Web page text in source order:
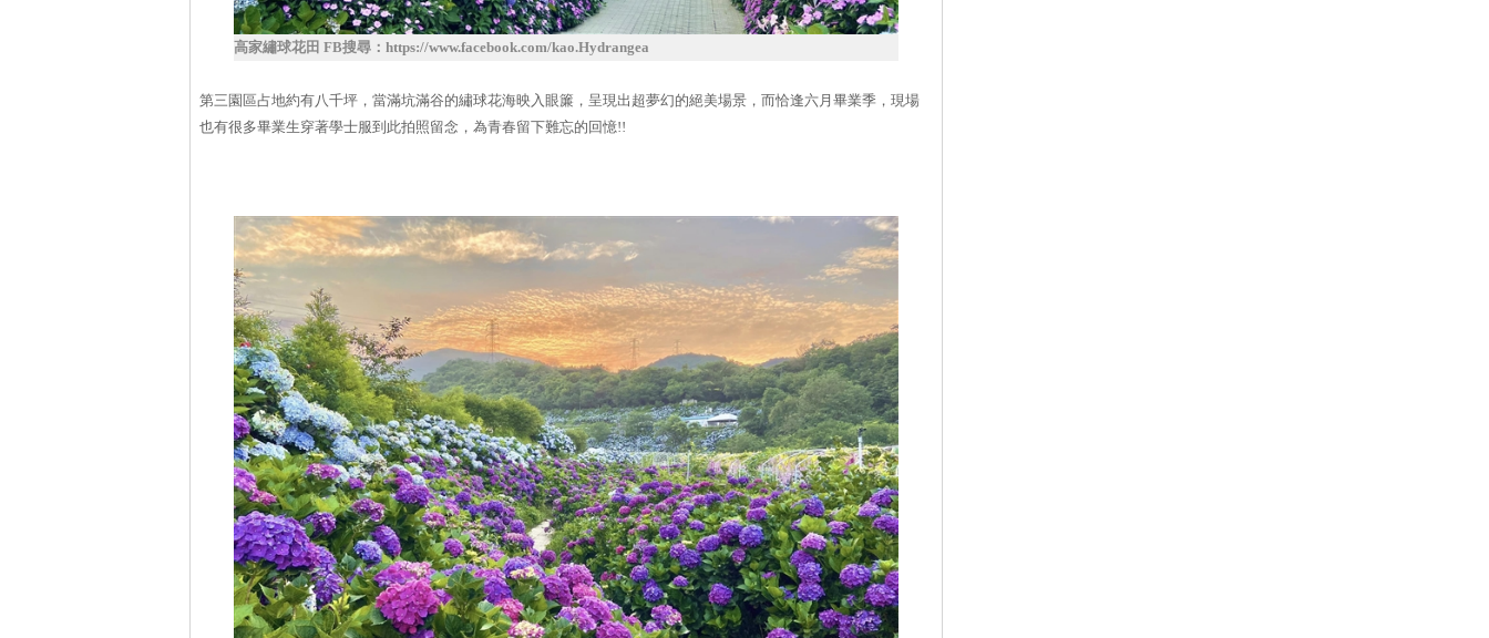
高家繡球花田 FB搜尋：https://www.facebook.com/kao.Hydrangea
第三園區占地約有八千坪，當滿坑滿谷的繡球花海映入眼簾，呈現出超夢幻的絕美場景，而恰逢六月畢業季，現場
也有很多畢業生穿著學士服到此拍照留念，為青春留下難忘的回憶!!